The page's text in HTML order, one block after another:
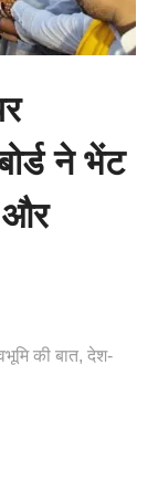
ने भेंट
और
की बात देश-